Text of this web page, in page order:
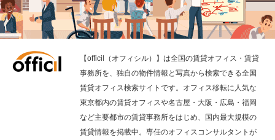
【officil（オフィシル）】は全国の賃貸オフィス・賃貸
事務所を、独自の物件情報と写真から検索できる全国
賃貸オフィス検索サイトです。オフィス移転に人気な
東京都内の賃貸オフィスや名古屋・大阪・広島・福岡
など主要都市の賃貸事務所をはじめ、国内最大規模の
賃貸情報を掲載中。専任のオフィスコンサルタントが